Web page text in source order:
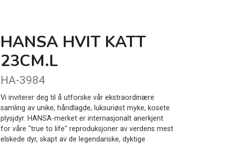
HANSA HVIT KATT
23CM.L
HA-3984
Vi inviterer deg til å utforske vår ekstraordinære
samling av unike, håndlagde, luksuriøst myke, kosete
plysjdyr. HANSA-merket er internasjonalt anerkjent
for våre "true to life" reproduksjoner av verdens mest
elskede dyr, skapt av de legendariske, dyktige